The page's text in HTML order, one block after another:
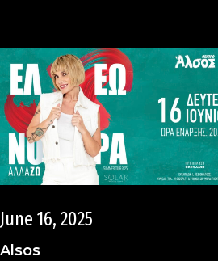
June 16, 2025
Alsos